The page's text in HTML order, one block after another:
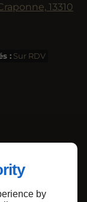
by
13310
: Sur RDV